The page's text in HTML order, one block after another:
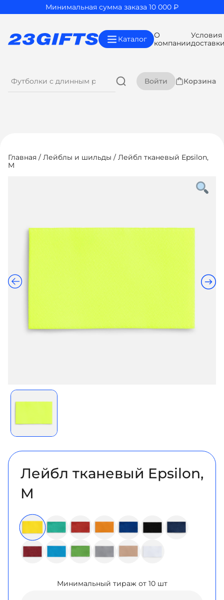
Минимальная сумма заказа 10 000 ₽
Каталог
О
компании
Условия
Войти Корзина
Главная / Лейблы и шильды / Лейбл тканевый Epsilon,
M
Лейбл тканевый Epsilon,
M
Минимальный тираж от 10 шт